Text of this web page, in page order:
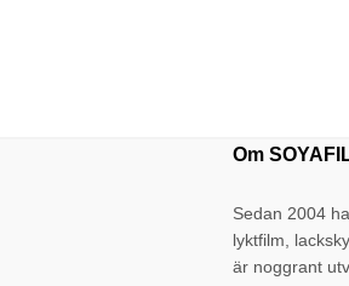
Om
Sedan 2004
lyktfilm,
är noggrant